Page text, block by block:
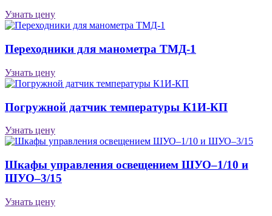
Узнать цену
Переходники для манометра ТМД-1
Узнать цену
Погружной датчик температуры К1И-КП
Узнать цену
Шкафы управления освещением ШУО–1/10 и
ШУО–3/15
Узнать цену